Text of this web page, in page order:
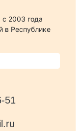
c 2003 года
в Республике
51